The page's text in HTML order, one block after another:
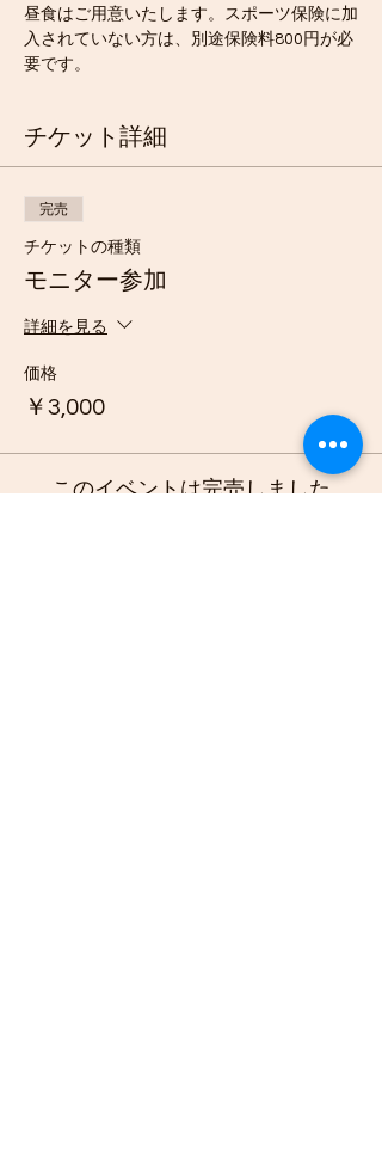
昼食はご用意いたします。スポーツ保険に加
入されていない方は、別途保険料800円が必
要です。
チケット詳細
完売
チケットの種類
モニター参加
詳細を見る
価格
￥3,000
このイベントは完売しました